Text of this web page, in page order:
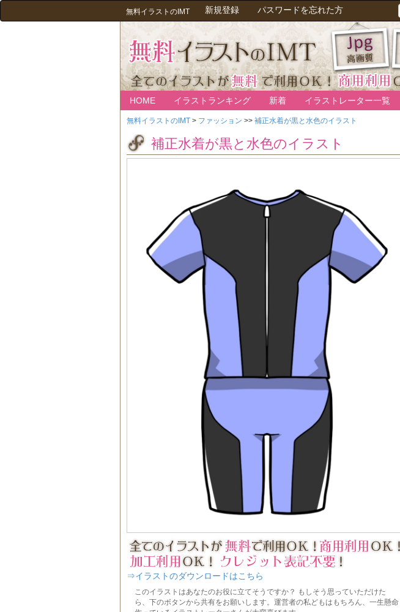
無料イラストのIMT 新規登録 パスワードを忘れた方
HOME イラストランキング 新着 イラストレーター一覧
無料イラストのIMT > ファッション >> 補正水着が黒と水色のイラスト
補正水着が黒と水色のイラスト
⇒イラストのダウンロードはこちら